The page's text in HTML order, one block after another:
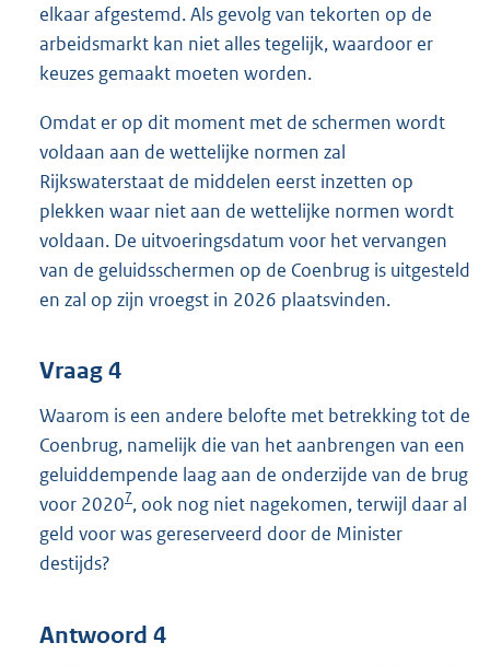
elkaar afgestemd. Als gevolg van tekorten op de
arbeidsmarkt kan niet alles tegelijk, waardoor er
keuzes gemaakt moeten worden.
Omdat er op dit moment met de schermen wordt
voldaan aan de wettelijke normen zal
Rijkswaterstaat de middelen eerst inzetten op
plekken waar niet aan de wettelijke normen wordt
voldaan. De uitvoeringsdatum voor het vervangen
van de geluidsschermen op de Coenbrug is uitgesteld
en zal op zijn vroegst in 2026 plaatsvinden.
Vraag 4
Waarom is een andere belofte met betrekking tot de
Coenbrug, namelijk die van het aanbrengen van een
geluiddempende laag aan de onderzijde van de brug
voor 20207, ook nog niet nagekomen, terwijl daar al
geld voor was gereserveerd door de Minister
destijds?
Antwoord 4